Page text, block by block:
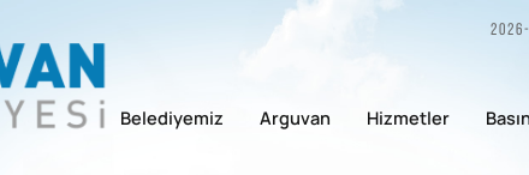
Belediyemiz Arguvan Hizmetler